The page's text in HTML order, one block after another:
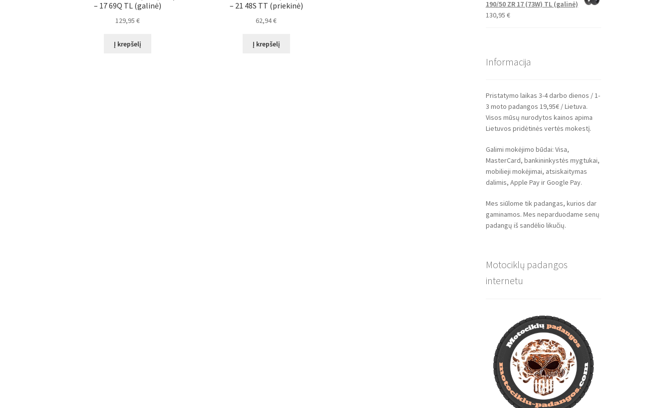
– 17 69Q TL (galinė)
129,95€
Į krepšelį
– 21 48S TT (priekinė)
62,94€
Į krepšelį
190/50 ZR 17 (73W) TL (galinė)
130,95 €
Informacija
Pristatymo laikas 3-4 darbo dienos / 1-
3 moto padangos 19,95€ / Lietuva.
Visos mūsų nurodytos kainos apima
Lietuvos pridėtinės vertės mokestį.
Galimi mokėjimo būdai: Visa,
MasterCard, bankininkystės mygtukai,
mobilieji mokėjimai, atsiskaitymas
dalimis, Apple Pay ir Google Pay.
Mes siūlome tik padangas, kurios dar
gaminamos. Mes neparduodame senų
padangų iš sandėlio likučių.
Motociklų padangos
internetu